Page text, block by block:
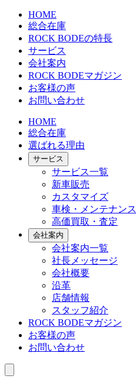
HOME
総合在庫
ROCK BODEの特長
サービス
会社案内
ROCK BODEマガジン
お客様の声
お問い合わせ
HOME
総合在庫
選ばれる理由
サービス
サービス一覧
新車販売
カスタマイズ
車検・メンテナンス
高価買取・査定
会社案内
会社案内一覧
社長メッセージ
会社概要
沿革
店舗情報
スタッフ紹介
ROCK BODEマガジン
お客様の声
お問い合わせ